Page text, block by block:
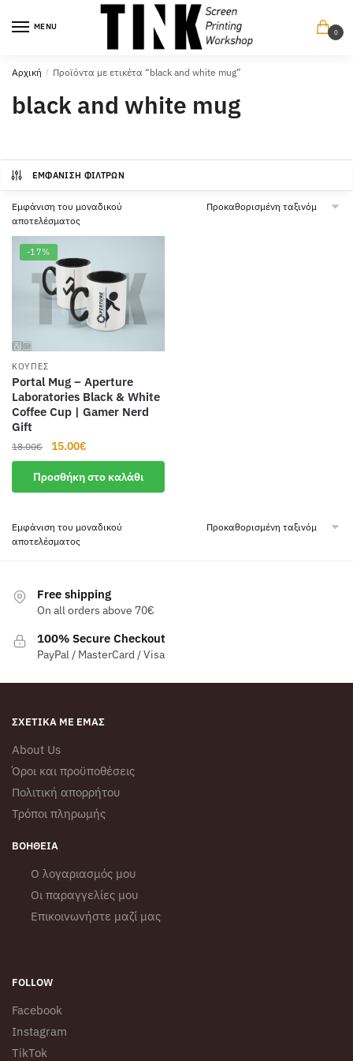
στην
στο
MENU
0
Αρχική / Προϊόντα με ετικέτα “black and white mug”
black and white mug
ΕΜΦΆΝΙΣΗ ΦΊΛΤΡΩΝ
Εμφάνιση του μοναδικού
αποτελέσματος
-17%
ΚΟΎΠΕΣ
Portal Mug – Aperture
Laboratories Black & White
Coffee Cup | Gamer Nerd
Gift
18.00€
Original
price
was:
18.00€.
15.00€
τρέχουσα
τιμή
είναι:
Προσθήκη στο καλάθι
Εμφάνιση του μοναδικού
αποτελέσματος
Free shipping
On all orders above 70€
100% Secure Checkout
PayPal / MasterCard / Visa
ΣΧΕΤΙΚΆ ΜΕ ΕΜΆΣ
About Us
Όροι και προϋποθέσεις
Πολιτική απορρήτου
Τρόποι πληρωμής
ΒΟΉΘΕΙΑ
Ο λογαριασμός μου
Οι παραγγελίες μου
Επικοινωνήστε μαζί μας
FOLLOW
Facebook
Instagram
TikTok